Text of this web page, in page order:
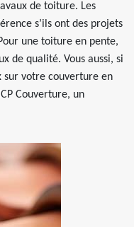
de toiture. Les
s’ils ont des projets
une toiture en pente,
de qualité. Vous aussi, si
sur votre couverture en
Couverture, un